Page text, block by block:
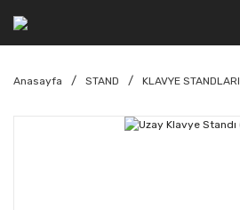
Anasayfa STAND KLAVYE STANDLARI